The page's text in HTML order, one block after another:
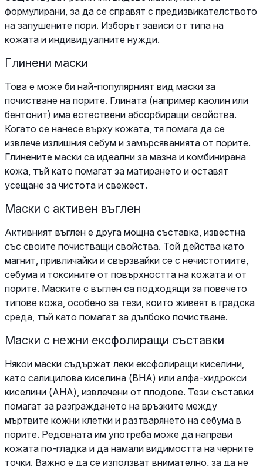
формулирани, за да се справят с предизвикателството
на запушените пори. Изборът зависи от типа на
кожата и индивидуалните нужди.
Глинени маски
Това е може би най-популярният вид маски за
почистване на порите. Глината (например каолин или
бентонит) има естествени абсорбиращи свойства.
Когато се нанесе върху кожата, тя помага да се
извлече излишния себум и замърсяванията от порите.
Глинените маски са идеални за мазна и комбинирана
кожа, тъй като помагат за матирането и оставят
усещане за чистота и свежест.
Маски с активен въглен
Активният въглен е друга мощна съставка, известна
със своите почистващи свойства. Той действа като
магнит, привличайки и свързвайки се с нечистотиите,
себума и токсините от повърхността на кожата и от
порите. Маските с въглен са подходящи за повечето
типове кожа, особено за тези, които живеят в градска
среда, тъй като помагат за дълбоко почистване.
Маски с нежни ексфолиращи съставки
Някои маски съдържат леки ексфолиращи киселини,
като салицилова киселина (BHA) или алфа-хидрокси
киселини (AHA), извлечени от плодове. Тези съставки
помагат за разграждането на връзките между
мъртвите кожни клетки и разтварянето на себума в
порите. Редовната им употреба може да направи
кожата по-гладка и да намали видимостта на черните
точки. Важно е да се използват внимателно, за да не